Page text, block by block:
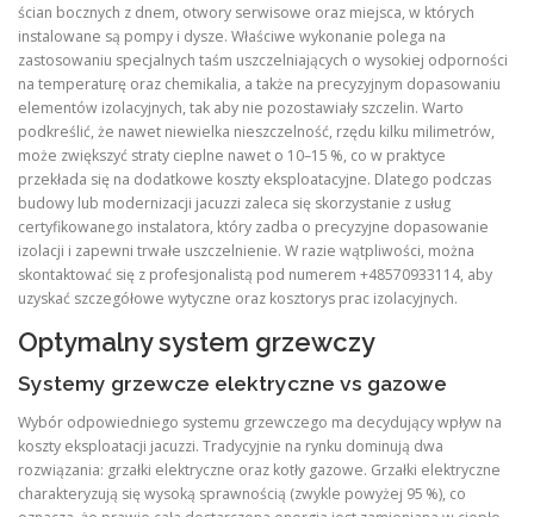
ścian bocznych z dnem, otwory serwisowe oraz miejsca, w których
instalowane są pompy i dysze. Właściwe wykonanie polega na
zastosowaniu specjalnych taśm uszczelniających o wysokiej odporności
na temperaturę oraz chemikalia, a także na precyzyjnym dopasowaniu
elementów izolacyjnych, tak aby nie pozostawiały szczelin. Warto
podkreślić, że nawet niewielka nieszczelność, rzędu kilku milimetrów,
może zwiększyć straty cieplne nawet o 10–15 %, co w praktyce
przekłada się na dodatkowe koszty eksploatacyjne. Dlatego podczas
budowy lub modernizacji jacuzzi zaleca się skorzystanie z usług
certyfikowanego instalatora, który zadba o precyzyjne dopasowanie
izolacji i zapewni trwałe uszczelnienie. W razie wątpliwości, można
skontaktować się z profesjonalistą pod numerem +48570933114, aby
uzyskać szczegółowe wytyczne oraz kosztorys prac izolacyjnych.
Optymalny system grzewczy
Systemy grzewcze elektryczne vs gazowe
Wybór odpowiedniego systemu grzewczego ma decydujący wpływ na
koszty eksploatacji jacuzzi. Tradycyjnie na rynku dominują dwa
rozwiązania: grzałki elektryczne oraz kotły gazowe. Grzałki elektryczne
charakteryzują się wysoką sprawnością (zwykle powyżej 95 %), co